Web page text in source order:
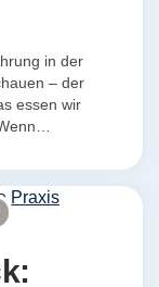
in der
– der
essen wir